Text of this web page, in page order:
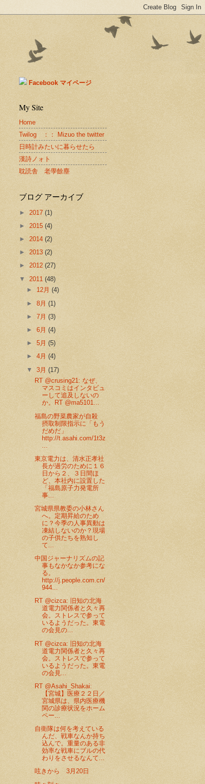
Facebook マイページ
My Site
Home
Twilog ：： Mizuo the twitter
日時計みたいに暮らせたら
漢詩ノォト
耽読舎 老學餘塵
ブログ アーカイブ
► 2017 (1)
► 2015 (4)
► 2014 (2)
► 2013 (2)
► 2012 (27)
▼ 2011 (48)
► 12月(4)
►8月(1)
►7月(3)
►6月(4)
►5月(5)
►4月(4)
▼3月(17)
RT @crusing21: なぜ、
マスコミはインタビュ
ーして追及しないの
か。RT @ma5101...
福島の野菜農家が自殺
摂取制限指示に「もう
だめだ」
http://t.asahi.com/1t3z
東京電力は、清水正孝社
長が過労のために１６
日から２、３日間ほ
ど、本社内に設置した
「福島原子力発電所
事...
宮城県県教委の小林さん
へ。定期昇給のため
に？今季の人事異動は
凍結しないのか？現場
の子供たちを熟知し
て...
中国ジャーナリズムの記
事もなかなか参考にな
る。
http://j.people.com.cn/
944...
RT @cizca: 旧知の北海
道電力関係者と久々再
会。ストレスで参って
いるようだった。東電
の会見の...
RT @cizca: 旧知の北海
道電力関係者と久々再
会。ストレスで参って
いるようだった。東電
の会見...
RT @Asahi_Shakai:
【宮城】医療２２日／
宮城県は、県内医療機
関の診療状況をホーム
ペー...
自衛隊は何を考えている
んだ、戦車なんか持ち
込んで。重量のある非
効率な戦車にブルの代
わりをさせるなんて...
呟きから 3月20日